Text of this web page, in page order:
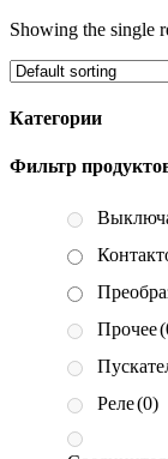
Showing the single
Категории
Фильтр
Прочее
Реле(0)